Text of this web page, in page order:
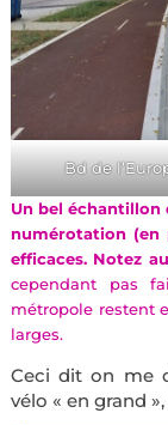
Bd de
Un bel échantillon
numérotation (en
efficaces. Notez
cependant pas
métropole restent
larges.
Ceci dit on me
vélo « en grand